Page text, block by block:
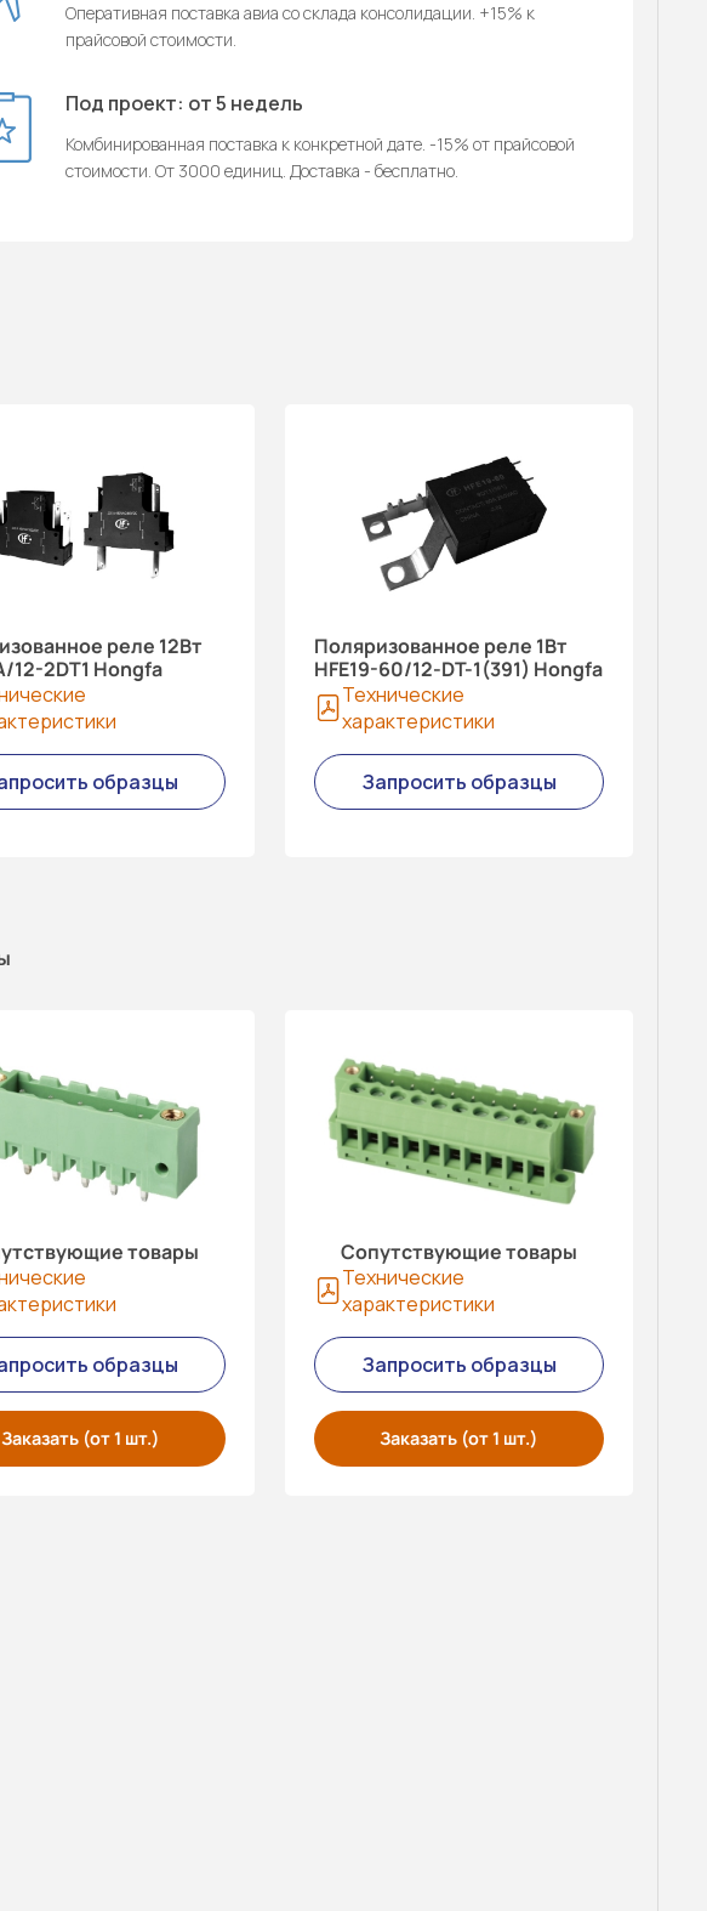
Оперативная поставка авиа со склада консолидации. +15% к
прайсовой стоимости.
Под проект: от 5 недель
Комбинированная поставка к конкретной дате. -15% от прайсовой
стоимости. От 3000 единиц. Доставка - бесплатно.
товары
образцы
Заказать (от 1 шт.)
Сопутствующие товары
Технические
характеристики
Запросить образцы
Заказать (от 1 шт.)
реле 12Вт
12-2DT1 Hongfa
образцы
Поляризованное реле 1Вт
HFE19-60/12-DT-1(391) Hongfa
Технические
характеристики
Запросить образцы